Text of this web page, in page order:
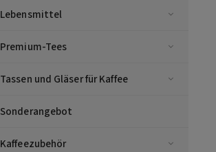
Lebensmittel
Premium-Tees
Tassen und Gläser für Kaffee
Sonderangebot
Kaffeezubehör